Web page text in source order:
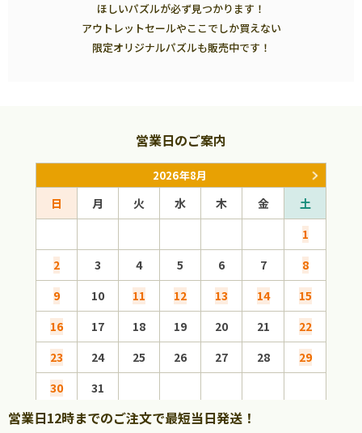
ほしいパズルが必ず見つかります！
アウトレットセールやここでしか買えない
限定オリジナルパズルも販売中です！
営業日のご案内
2026年8月
日 月 火 水 木 金
土
1
2
3 4 5 6 7
8
9
10 11 12 13 14
15
16
17 18 19 20 21
22
23
24 25 26 27 28
29
30
31
営業日12時までのご注文で最短当日発送！